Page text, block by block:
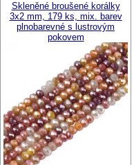
Skleněné broušené korálky
3x2 mm, 179 ks, mix. barev
plnobarevné s lustrovým
pokovem